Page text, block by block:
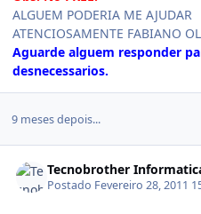
ALGUEM PODERIA ME AJUDAR
ATENCIOSAMENTE FABIANO
Aguarde alguem responder
desnecessarios.
9 meses depois...
Tecnobrother
Postado Fevereiro 28, 2011